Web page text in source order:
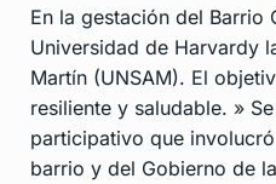
En la gestación del Barrio
Universidad de Harvardy
Martín (UNSAM). El
resiliente y saludable. »
participativo que
barrio y del Gobierno de